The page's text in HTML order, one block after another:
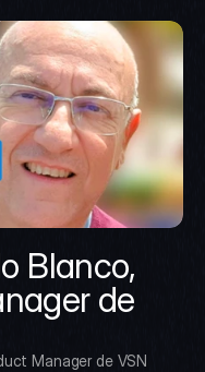
Blanco,
de
Manager de VSN